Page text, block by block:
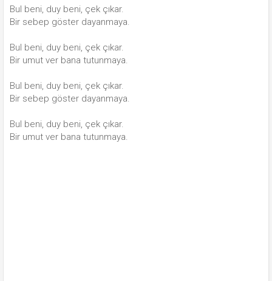
Bul beni, duy beni, çek çıkar.
Bir sebep göster dayanmaya.
Bul beni, duy beni, çek çıkar.
Bir umut ver bana tutunmaya.
Bul beni, duy beni, çek çıkar.
Bir sebep göster dayanmaya.
Bul beni, duy beni, çek çıkar.
Bir umut ver bana tutunmaya.